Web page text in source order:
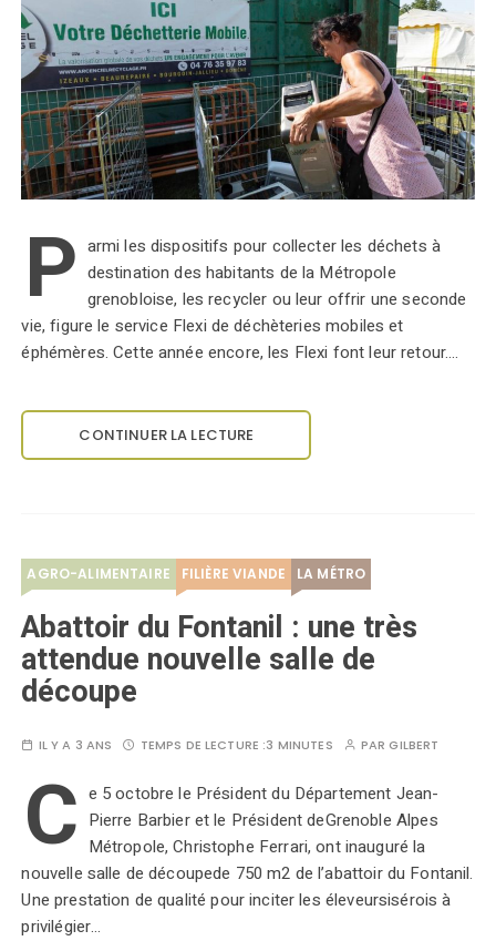
P armi les dispositifs pour collecter les déchets à
destination des habitants de la Métropole
grenobloise, les recycler ou leur offrir une seconde
vie, figure le service Flexi de déchèteries mobiles et
éphémères. Cette année encore, les Flexi font leur retour.…
CONTINUER LA LECTURE
AGRO-ALIMENTAIRE FILIÈRE VIANDE LA MÉTRO
Abattoir du Fontanil : une très
attendue nouvelle salle de
découpe
IL Y A 3 ANS TEMPS DE LECTURE :3 MINUTES PARGILBERT
C e 5 octobre le Président du Département Jean-
Pierre Barbier et le Président deGrenoble Alpes
Métropole, Christophe Ferrari, ont inauguré la
nouvelle salle de découpede 750 m2 de l’abattoir du Fontanil.
Une prestation de qualité pour inciter les éleveursisérois à
privilégier…